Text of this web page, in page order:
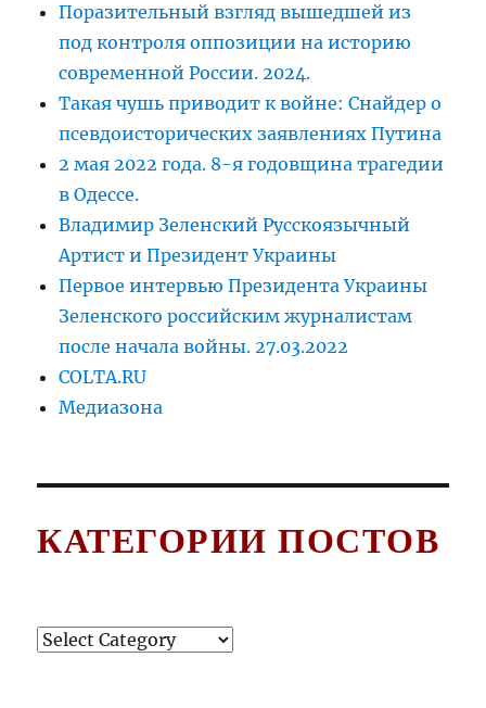
Поразительный взгляд вышедшей из
под контроля оппозиции на историю
современной России. 2024.
Такая чушь приводит к войне: Снайдер о
псевдоисторических заявлениях Путина
2 мая 2022 года. 8-я годовщина трагедии
в Одессе.
Владимир Зеленский Русскоязычный
Артист и Президент Украины
Первое интервью Президента Украины
Зеленского российским журналистам
после начала войны. 27.03.2022
COLTA.RU
Медиазона
КАТЕГОРИИ ПОСТОВ
Категории